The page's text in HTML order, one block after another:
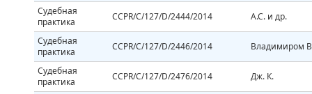
Судебная
практика
CCPR/C/127/D/2444/2014 А.С. и др.
Судебная
практика
CCPR/C/127/D/2446/2014 Владимиром
Судебная
практика
CCPR/C/127/D/2476/2014 Дж. К.